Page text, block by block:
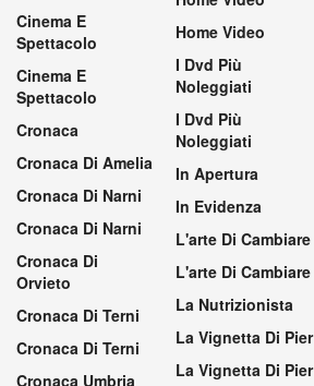
Cinema E
Spettacolo
Cinema E
Spettacolo
Cronaca
Cronaca Di Amelia
Cronaca Di Narni
Cronaca Di Narni
Cronaca Di
Orvieto
Cronaca Di Terni
Cronaca Di Terni
Cronaca Umbria
Home Video
I Dvd Più
Noleggiati
I Dvd Più
Noleggiati
In Apertura
In Evidenza
L'arte Di Cambiare
L'arte Di Cambiare
La Nutrizionista
La Vignetta Di Pier
La Vignetta Di Pier